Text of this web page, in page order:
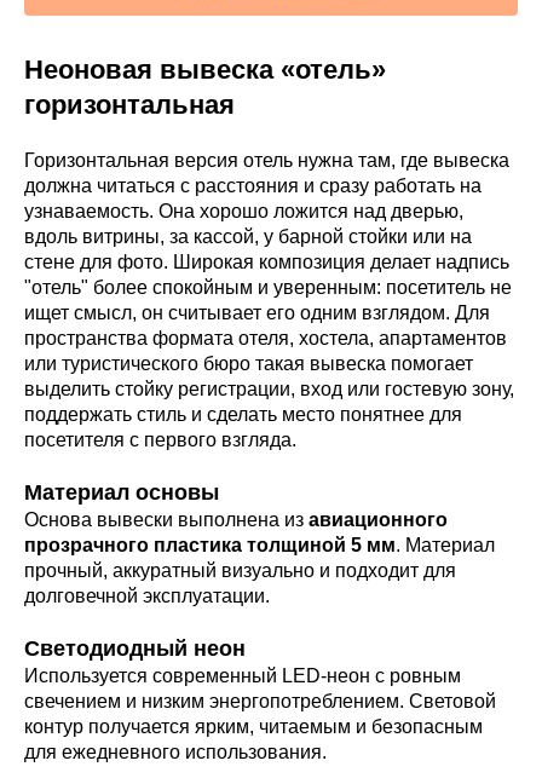
Неоновая вывеска «отель»
горизонтальная
Горизонтальная версия отель нужна там, где вывеска
должна читаться с расстояния и сразу работать на
узнаваемость. Она хорошо ложится над дверью,
вдоль витрины, за кассой, у барной стойки или на
стене для фото. Широкая композиция делает надпись
"отель" более спокойным и уверенным: посетитель не
ищет смысл, он считывает его одним взглядом. Для
пространства формата отеля, хостела, апартаментов
или туристического бюро такая вывеска помогает
выделить стойку регистрации, вход или гостевую зону,
поддержать стиль и сделать место понятнее для
посетителя с первого взгляда.
Материал основы
Основа вывески выполнена из авиационного
прозрачного пластика толщиной 5 мм. Материал
прочный, аккуратный визуально и подходит для
долговечной эксплуатации.
Светодиодный неон
Используется современный LED-неон с ровным
свечением и низким энергопотреблением. Световой
контур получается ярким, читаемым и безопасным
для ежедневного использования.